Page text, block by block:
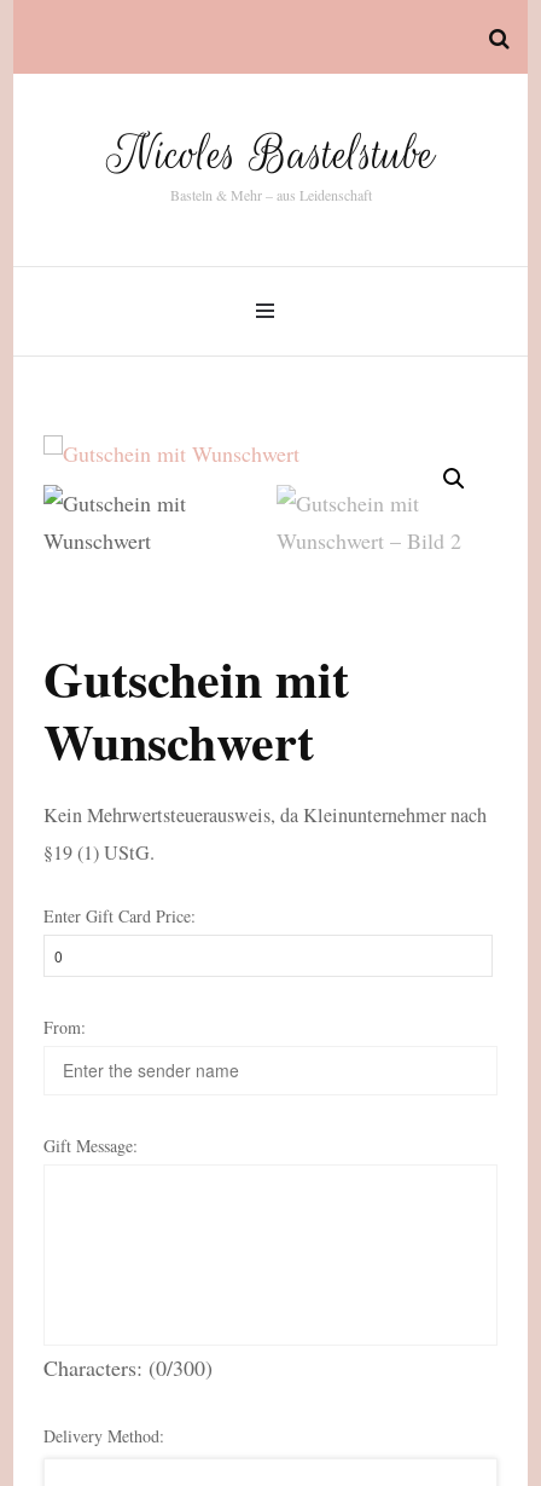
Nicoles Bastelstube
Basteln & Mehr – aus Leidenschaft
Gutschein mit
Wunschwert
Kein Mehrwertsteuerausweis, da Kleinunternehmer nach
§19 (1) UStG.
Enter Gift Card Price:
From:
Gift Message:
Characters: (0/300)
Delivery Method: